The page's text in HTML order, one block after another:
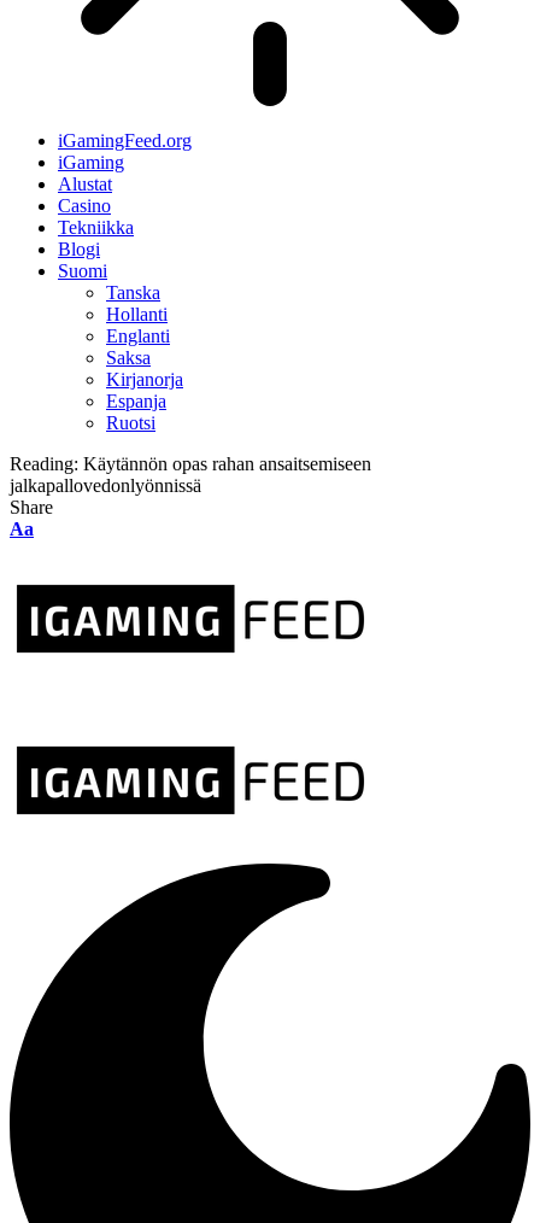
iGamingFeed.org
iGaming
Alustat
Casino
Tekniikka
Blogi
Suomi
Tanska
Hollanti
Englanti
Saksa
Kirjanorja
Espanja
Ruotsi
Reading: Käytännön opas rahan ansaitsemiseen
jalkapallovedonlyönnissä
Share
Aa